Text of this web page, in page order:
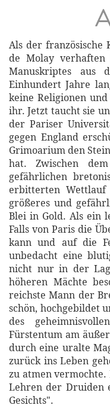
Als der französische
de Molay verhaften
Manuskriptes aus
Einhundert Jahre
keine Religionen
ihr. Jetzt taucht sie
der Pariser
gegen England
Grimoarium den
hat. Zwischen
gefährlichen
erbitterten
größeres und
Blei in Gold. Als ein
Falls von Paris die
kann und auf die
unbedacht eine
nicht nur in der
höheren Mächte
reichste Mann der
schön, hochgebildet
des
Fürstentum am
durch eine uralte
zurück ins Leben
zu atmen
Lehren der Druiden
Gesichts".